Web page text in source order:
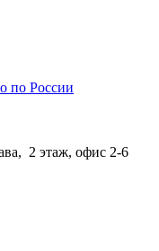
по России
2 этаж, офис 2-6